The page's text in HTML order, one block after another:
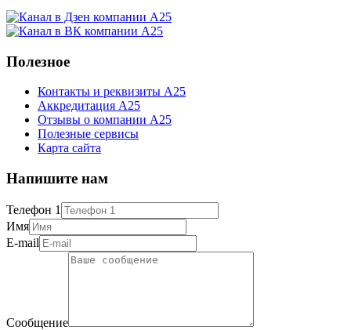
Полезное
Контакты и реквизиты А25
Аккредитация А25
Отзывы о компании А25
Полезные сервисы
Карта сайта
Напишите нам
Телефон 1
Имя
E-mail
Сообщение